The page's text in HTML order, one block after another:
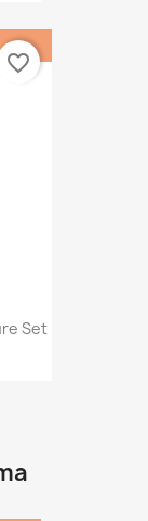
Set
favorite_border